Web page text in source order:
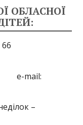
ОБЛАСНОЇ
mail:
–